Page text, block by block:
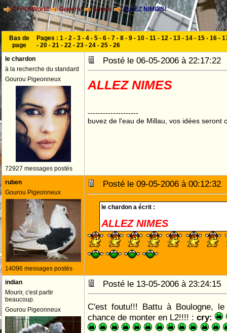
CFPOI World General Sports ALLEZ NIMOIS!
Bas de
page
Pages : 1 - 2 - 3 - 4 - 5 - 6 - 7 - 8 - 9 - 10 - 11 - 12 - 13 - 14 - 15 - 16 -
- 20 - 21 - 22 - 23 - 24 - 25 - 26
le chardon
à la recherche du standard
Gourou Pigeonneux
72927 messages postés
Posté le 06-05-2006 à
--------------------
buvez de l'eau de Millau, vos idées seront
ruben
Gourou Pigeonneux
14096 messages postés
Posté le 09-05-2006 à
le chardon a écrit :
indian
Mourir, c'est partir
beaucoup.
Gourou Pigeonneux
Posté le 13-05-2006 à
C'est foutu!!! Battu à Boulogne,
chance de monter en L2!!!! : cry: